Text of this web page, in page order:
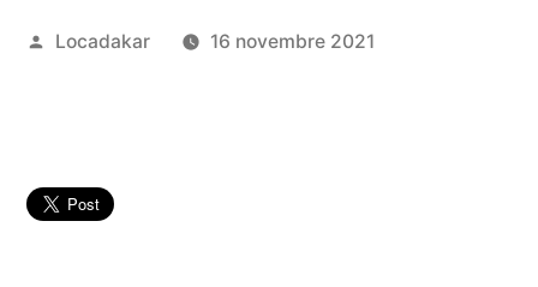
Publié
Locadakar 16 novembre 2021